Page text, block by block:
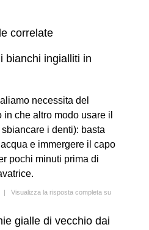
correlate
bianchi ingialliti in
necessita del
che altro modo usare il
i denti): basta
e immergere il capo
pochi minuti prima di
| Visualizza la risposta completa su
gialle di vecchio dai